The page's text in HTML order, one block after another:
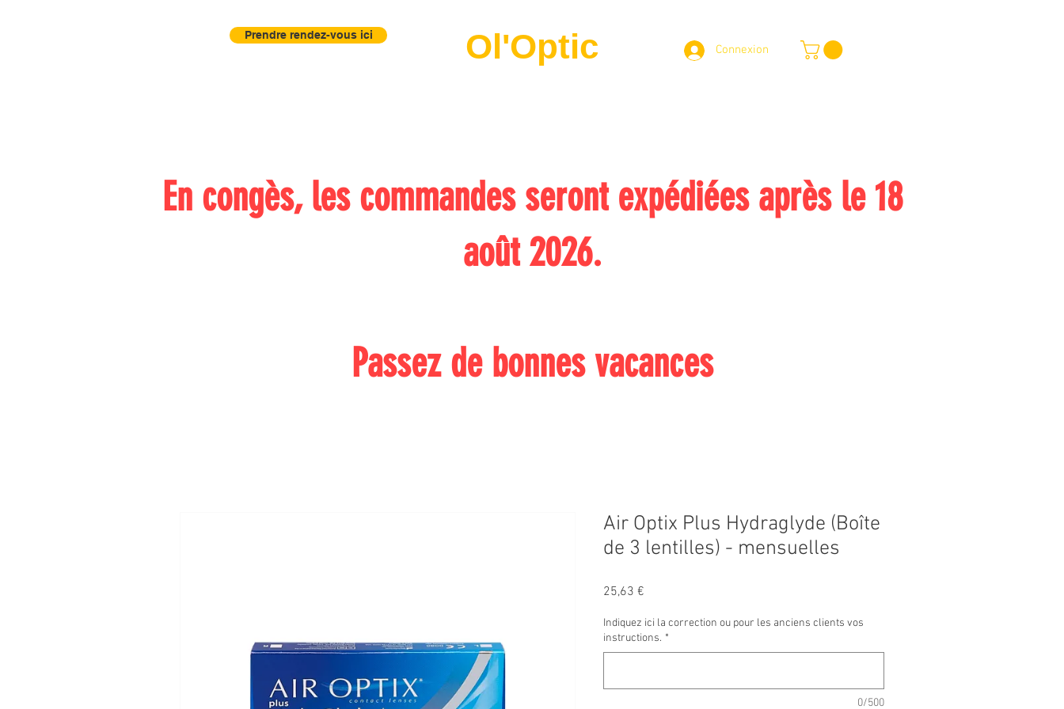
Prendre rendez-vous ici Ol'Optic Connexion
En congès, les commandes seront expédiées après le 18
août 2026.
Passez de bonnes vacances
Air Optix Plus Hydraglyde (Boîte
de 3 lentilles) - mensuelles
25,63 €
Indiquez ici la correction ou pour les anciens clients vos
instructions. *
0/500